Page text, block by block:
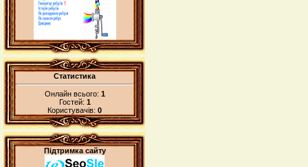
Статистика
Онлайн всього: 1
Гостей: 1
Користувачів: 0
Підтримка сайту